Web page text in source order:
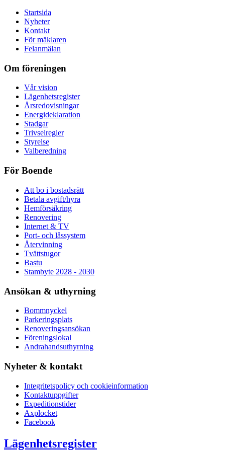
Startsida
Nyheter
Kontakt
För mäklaren
Felanmälan
Om föreningen
Vår vision
Lägenhetsregister
Årsredovisningar
Energideklaration
Stadgar
Trivselregler
Styrelse
Valberedning
För Boende
Att bo i bostadsrätt
Betala avgift/hyra
Hemförsäkring
Renovering
Internet & TV
Port- och låssystem
Återvinning
Tvättstugor
Bastu
Stambyte 2028 - 2030
Ansökan & uthyrning
Bommnyckel
Parkeringsplats
Renoveringsansökan
Föreningslokal
Andrahandsuthyrning
Nyheter & kontakt
Integritetspolicy och cookieinformation
Kontaktuppgifter
Expeditionstider
Axplocket
Facebook
Lägenhetsregister